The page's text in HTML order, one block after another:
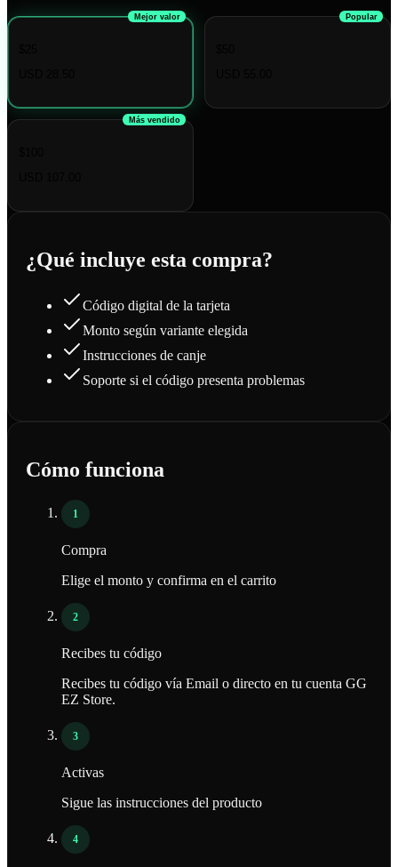
Mejor valor Popular
Más vendido
¿Qué incluye esta compra?
Código digital de la tarjeta
Monto según variante elegida
Instrucciones de canje
Soporte si el código presenta problemas
Cómo funciona
1
Compra
Elige el monto y confirma en el carrito
2
Recibes tu código
Recibes tu código vía Email o directo en tu cuenta GG
EZ Store.
3
Activas
Sigue las instrucciones del producto
4